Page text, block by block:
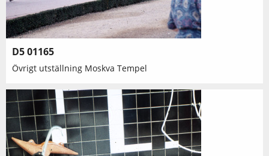
D5 01165
Övrigt utställning Moskva Tempel